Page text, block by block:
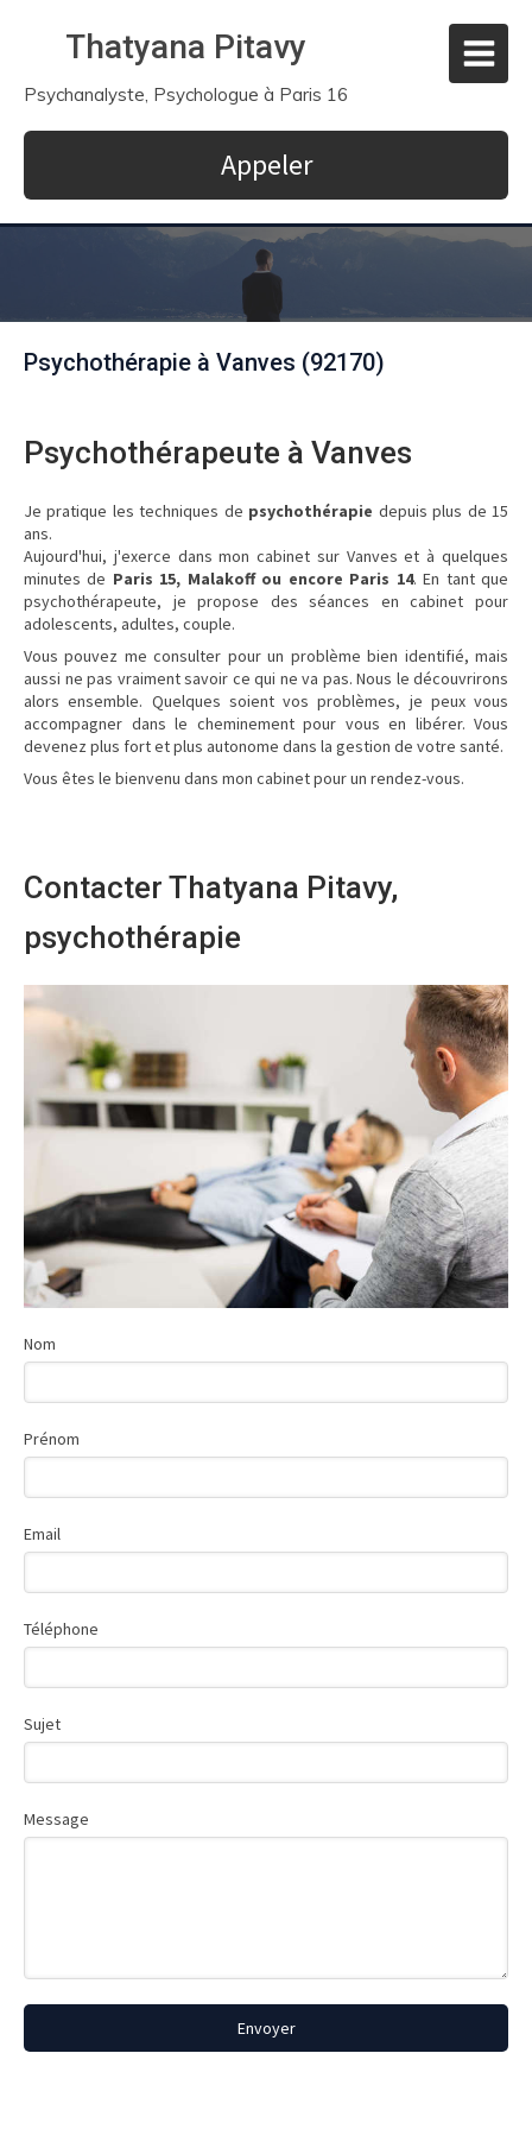
Thatyana Pitavy
Psychanalyste, Psychologue à Paris 16
Appeler
Psychothérapie à Vanves (92170)
Psychothérapeute à Vanves
Je pratique les techniques de psychothérapie depuis plus de 15
ans.
Aujourd'hui, j'exerce dans mon cabinet sur Vanves et à quelques
minutes de Paris 15, Malakoff ou encore Paris 14. En tant que
psychothérapeute, je propose des séances en cabinet pour
adolescents, adultes, couple.
Vous pouvez me consulter pour un problème bien identifié, mais
aussi ne pas vraiment savoir ce qui ne va pas. Nous le découvrirons
alors ensemble. Quelques soient vos problèmes, je peux vous
accompagner dans le cheminement pour vous en libérer. Vous
devenez plus fort et plus autonome dans la gestion de votre santé.
Vous êtes le bienvenu dans mon cabinet pour un rendez-vous.
Contacter Thatyana Pitavy,
psychothérapie
Nom
Prénom
Email
Téléphone
Sujet
Message
Envoyer